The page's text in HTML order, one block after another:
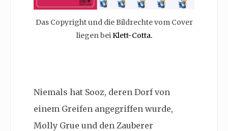
Das Copyright und die Bildrechte vom Cover
liegen beiKlett-Cotta.
Niemals hat Sooz, deren Dorf von
einem Greifen angegriffen wurde,
Molly Grue und den Zauberer